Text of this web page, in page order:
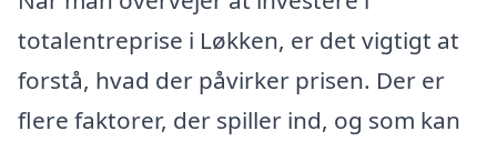
totalentreprise i Løkken, er det vigtigt at
forstå, hvad der påvirker prisen. Der er
flere faktorer, der spiller ind, og som kan